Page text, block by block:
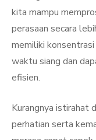
kita mampu
perasaan secara
memiliki
waktu siang dan
efisien.
Kurangnya istirahat
perhatian serta